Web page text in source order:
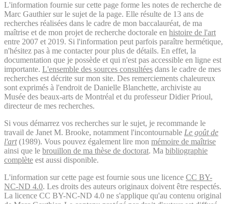
L'information fournie sur cette page forme les notes de recherche de
Marc Gauthier sur le sujet de la page. Elle résulte de 13 ans de
recherches réalisées dans le cadre de mon baccalauréat, de ma
maîtrise et de mon projet de recherche doctorale en histoire de l'art
entre 2007 et 2019. Si l'information peut parfois paraître hermétique,
n'hésitez pas à me contacter pour plus de détails. En effet, la
documentation que je possède et qui n'est pas accessible en ligne est
importante. L'ensemble des sources consultées dans le cadre de mes
recherches est décrite sur mon site. Des remerciements chaleureux
sont exprimés à l'endroit de Danielle Blanchette, archiviste au
Musée des beaux-arts de Montréal et du professeur Didier Prioul,
directeur de mes recherches.
Si vous démarrez vos recherches sur le sujet, je recommande le
travail de Janet M. Brooke, notamment l'incontournable Le goût de
l'art(1989). Vous pouvez également lire mon mémoire de maîtrise
ainsi que le brouillon de ma thèse de doctorat. Ma bibliographie
complète est aussi disponible.
L'information sur cette page est fournie sous une licence CC BY-
NC-ND 4.0. Les droits des auteurs originaux doivent être respectés.
La licence CC BY-NC-ND 4.0 ne s'applique qu'au contenu original